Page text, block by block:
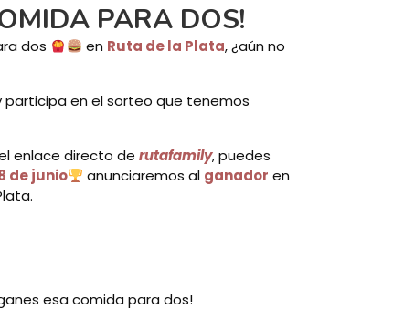
PARA DOS!
dos en Ruta de la Plata, ¿aún no
participa en el sorteo que tenemos
enlace directo derutafamily, puedes
de junio anunciaremos al ganador en
esa comida para dos!